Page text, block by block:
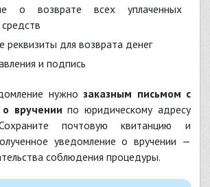
реквизиты для возврата денег
и подпись
нужнозаказным письмом с
вручении по юридическому адресу
почтовую квитанцию и
уведомление о вручении —
соблюдения процедуры.